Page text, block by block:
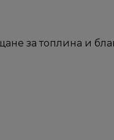
за топлина и